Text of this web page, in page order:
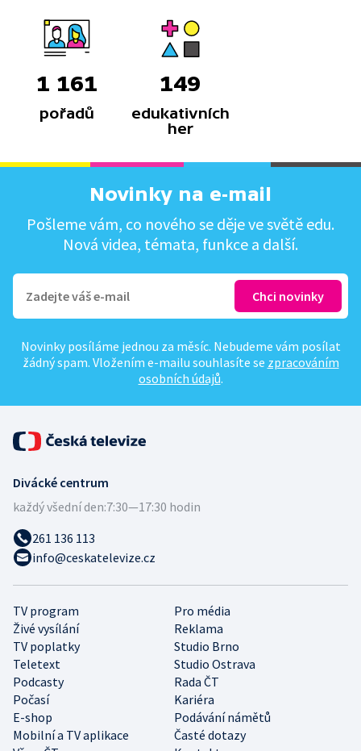
1 161
pořadů
149
edukativních
her
Novinky na e-mail
Pošleme vám, co nového se děje ve světě edu.
Nová videa, témata, funkce a další.
Novinky posíláme jednou za měsíc. Nebudeme vám posílat
žádný spam. Vložením e-mailu souhlasíte se zpracováním
osobních údajů.